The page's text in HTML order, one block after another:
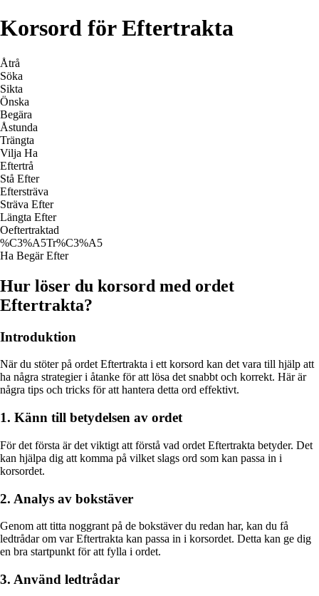
Korsord för Eftertrakta
Åtrå
Söka
Sikta
Önska
Begära
Åstunda
Trängta
Vilja Ha
Eftertrå
Stå Efter
Eftersträva
Sträva Efter
Längta Efter
Oeftertraktad
%C3%A5Tr%C3%A5
Ha Begär Efter
Hur löser du korsord med ordet
Eftertrakta?
Introduktion
När du stöter på ordet Eftertrakta i ett korsord kan det vara till hjälp att
ha några strategier i åtanke för att lösa det snabbt och korrekt. Här är
några tips och tricks för att hantera detta ord effektivt.
1. Känn till betydelsen av ordet
För det första är det viktigt att förstå vad ordet Eftertrakta betyder. Det
kan hjälpa dig att komma på vilket slags ord som kan passa in i
korsordet.
2. Analys av bokstäver
Genom att titta noggrant på de bokstäver du redan har, kan du få
ledtrådar om var Eftertrakta kan passa in i korsordet. Detta kan ge dig
en bra startpunkt för att fylla i ordet.
3. Använd ledtrådar